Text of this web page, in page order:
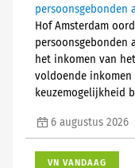
persoonsgebonden
Hof Amsterdam
het inkomen van
voldoende inkomen
keuzemogelijkheid
6 augustus 2026
VN VANDAAG